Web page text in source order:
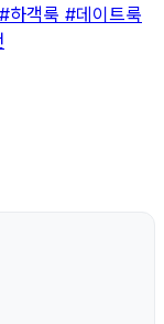
#하객룩 #데이트룩